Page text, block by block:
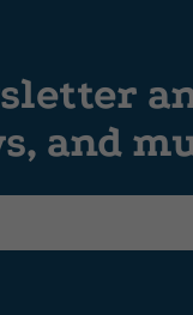
and